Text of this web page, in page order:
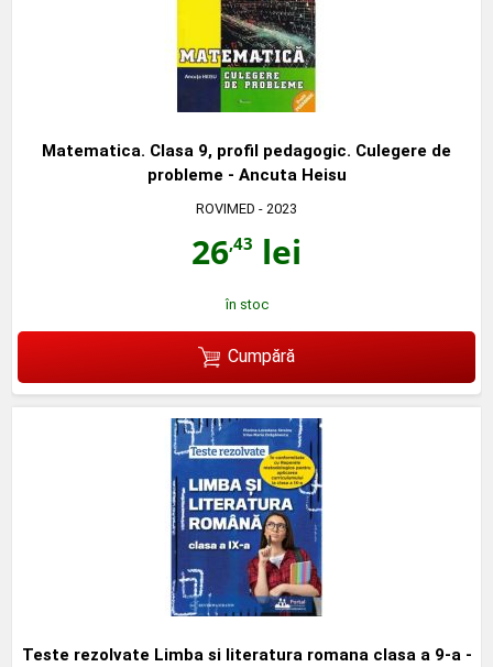
Matematica. Clasa 9, profil pedagogic. Culegere de
probleme - Ancuta Heisu
ROVIMED - 2023
26,43 lei
în stoc
Cumpără
Teste rezolvate Limba si literatura romana clasa a 9-a -